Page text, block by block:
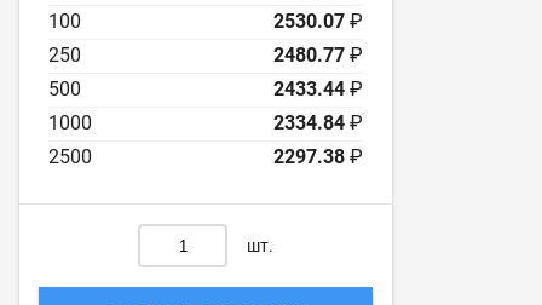
100
2530.07 ₽
250
2480.77 ₽
500
2433.44 ₽
1000
2334.84 ₽
2500
2297.38 ₽
шт.